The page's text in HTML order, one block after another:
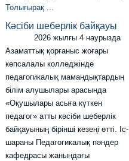
Толығырақ ...
Кәсіби шеберлік байқауы
2026 жылғы 4 наурызда
Азаматтық қорғаныс жоғары
көпсалалы колледжінде
педагогикалық мамандықтардың
білім алушылары арасында
«Оқушылары асыға күткен
педагог» атты кәсіби шеберлік
байқауының бірінші кезеңі өтті. Іс-
шараны Педагогикалық пәндер
кафедрасы жанындағы